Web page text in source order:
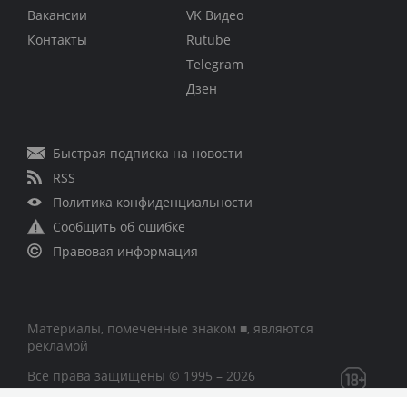
Вакансии
Контакты
VK Видео
Rutube
Telegram
Дзен
Быстрая подписка на новости
RSS
Политика конфиденциальности
Сообщить об ошибке
Правовая информация
Материалы, помеченные знаком ■, являются
рекламой
Все права защищены © 1995 – 2026